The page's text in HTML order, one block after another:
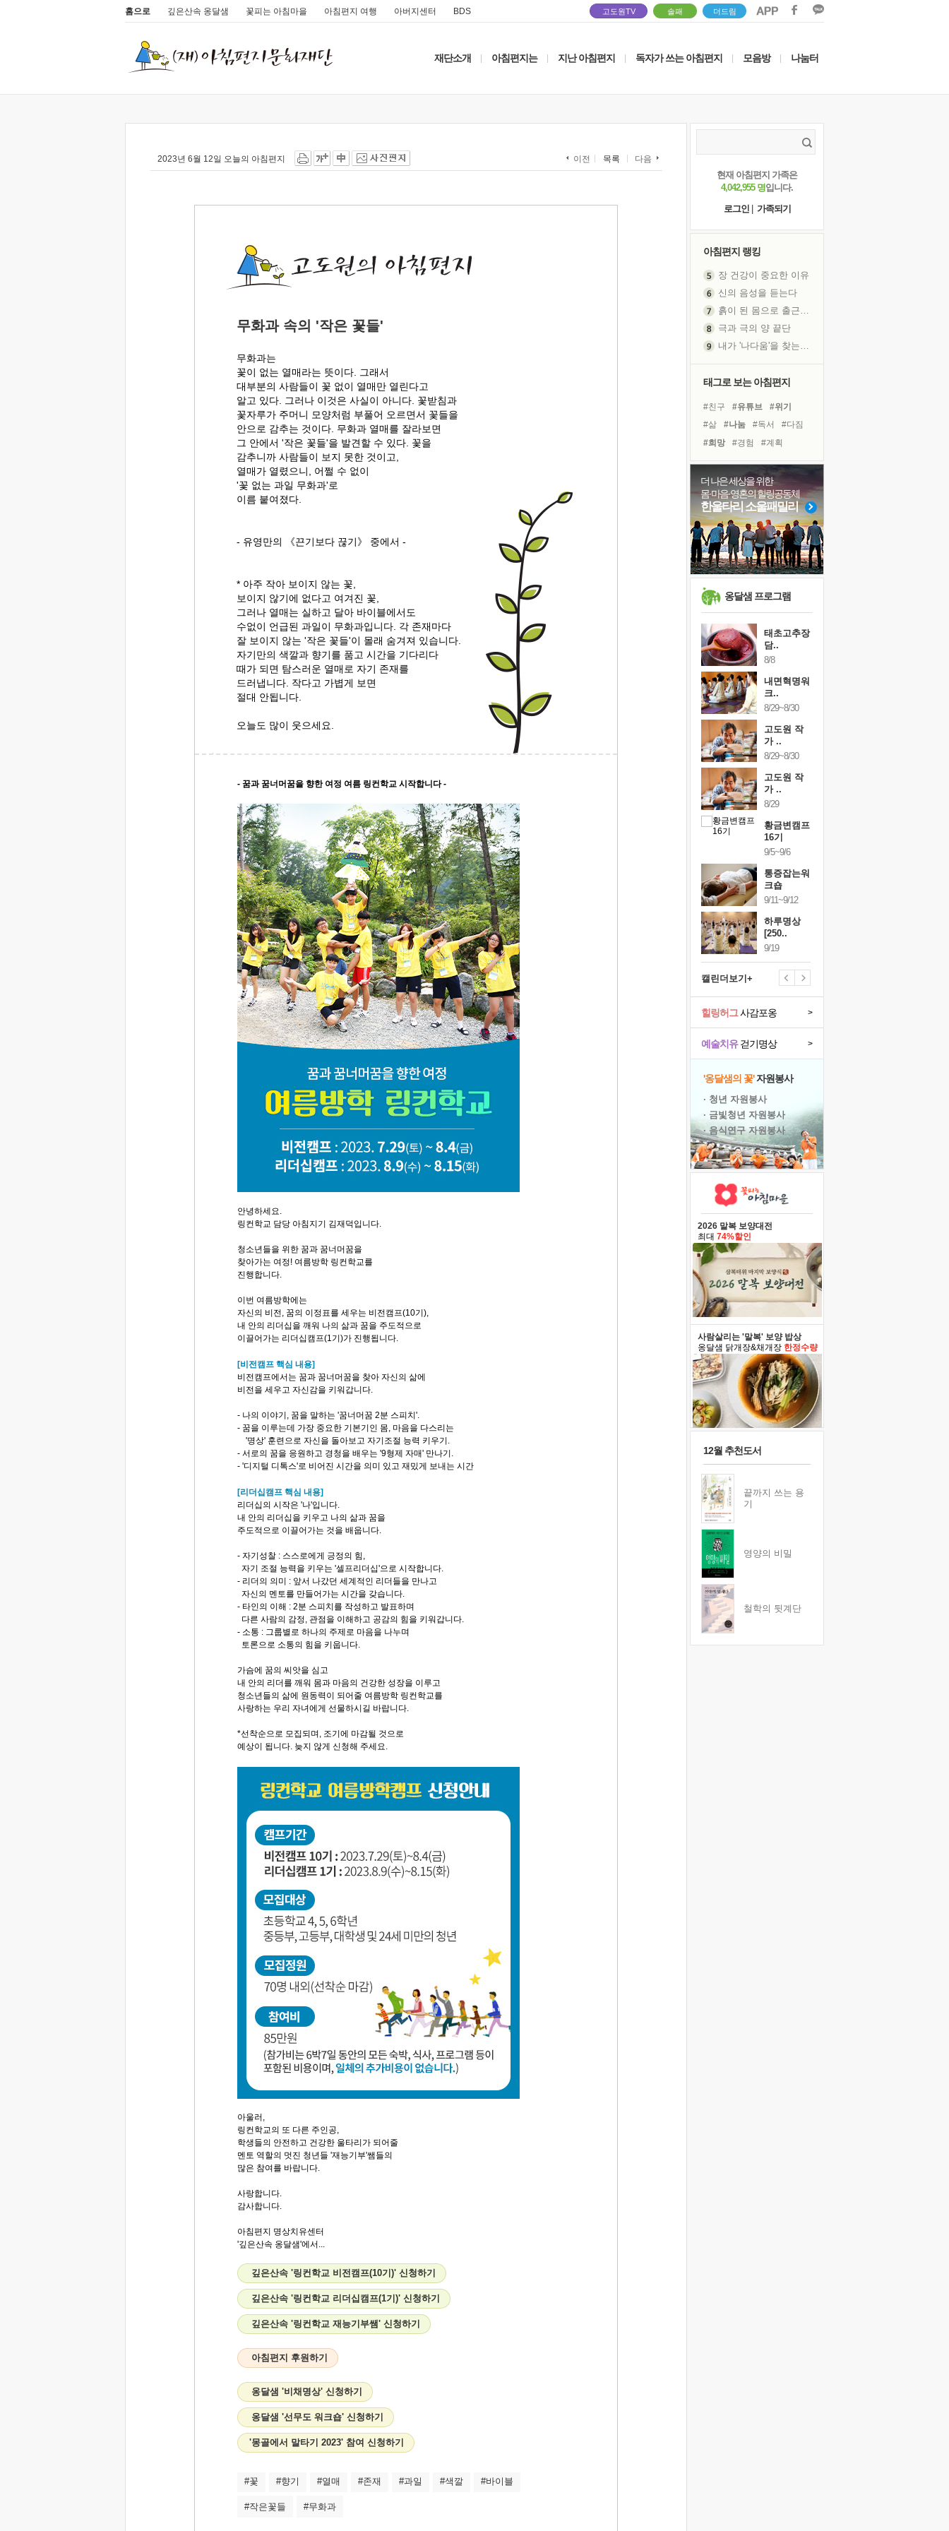
홈으로 깊은산속 옹달샘 꽃피는 아침마을 아침편지 여행 아버지센터 BDS 고도원TV 솔패 더드림
재단소개 아침편지는 지난 아침편지 독자가 쓰는 아침편지 모음방 나눔터
2023년 6월 12일 오늘의 아침편지 이전 목록 다음
무화과 속의 '작은 꽃들'
무화과는
꽃이 없는 열매라는 뜻이다. 그래서
대부분의 사람들이 꽃 없이 열매만 열린다고
알고 있다. 그러나 이것은 사실이 아니다. 꽃받침과
꽃자루가 주머니 모양처럼 부풀어 오르면서 꽃들을
안으로 감추는 것이다. 무화과 열매를 잘라보면
그 안에서 '작은 꽃들'을 발견할 수 있다. 꽃을
감추니까 사람들이 보지 못한 것이고,
열매가 열렸으니, 어쩔 수 없이
'꽃 없는 과일 무화과'로
이름 붙여졌다.
- 유영만의 《끈기보다 끊기》 중에서 -
* 아주 작아 보이지 않는 꽃,
보이지 않기에 없다고 여겨진 꽃,
그러나 열매는 실하고 달아 바이블에서도
수없이 언급된 과일이 무화과입니다. 각 존재마다
잘 보이지 않는 '작은 꽃들'이 몰래 숨겨져 있습니다.
자기만의 색깔과 향기를 품고 시간을 기다리다
때가 되면 탐스러운 열매로 자기 존재를
드러냅니다. 작다고 가볍게 보면
절대 안됩니다.
오늘도 많이 웃으세요.
- 꿈과 꿈너머꿈을 향한 여정 여름 링컨학교 시작합니다 -
안녕하세요.
링컨학교 담당 아침지기 김재덕입니다.
청소년들을 위한 꿈과 꿈너머꿈을
찾아가는 여정! 여름방학 링컨학교를
진행합니다.
이번 여름방학에는
자신의 비전, 꿈의 이정표를 세우는 비전캠프(10기),
내 안의 리더십을 깨워 나의 삶과 꿈을 주도적으로
이끌어가는 리더십캠프(1기)가 진행됩니다.
[비전캠프 핵심 내용]
비전캠프에서는 꿈과 꿈너머꿈을 찾아 자신의 삶에
비전을 세우고 자신감을 키워갑니다.
- 나의 이야기, 꿈을 말하는 '꿈너머꿈 2분 스피치'.
- 꿈을 이루는데 가장 중요한 기본기인 몸, 마음을 다스리는
'명상' 훈련으로 자신을 돌아보고 자기조절 능력 키우기.
- 서로의 꿈을 응원하고 경청을 배우는 '9형제 자매' 만나기.
- '디지털 디톡스'로 비어진 시간을 의미 있고 재밌게 보내는 시간
[리더십캠프 핵심 내용]
리더십의 시작은 '나'입니다.
내 안의 리더십을 키우고 나의 삶과 꿈을
주도적으로 이끌어가는 것을 배웁니다.
- 자기성찰 : 스스로에게 긍정의 힘,
자기 조절 능력을 키우는 '셀프리더십'으로 시작합니다.
- 리더의 의미 : 앞서 나갔던 세계적인 리더들을 만나고
자신의 멘토를 만들어가는 시간을 갖습니다.
- 타인의 이해 : 2분 스피치를 작성하고 발표하며
다른 사람의 감정, 관점을 이해하고 공감의 힘을 키워갑니다.
- 소통 : 그룹별로 하나의 주제로 마음을 나누며
토론으로 소통의 힘을 키웁니다.
가슴에 꿈의 씨앗을 심고
내 안의 리더를 깨워 몸과 마음의 건강한 성장을 이루고
청소년들의 삶에 원동력이 되어줄 여름방학 링컨학교를
사랑하는 우리 자녀에게 선물하시길 바랍니다.
*선착순으로 모집되며, 조기에 마감될 것으로
예상이 됩니다. 늦지 않게 신청해 주세요.
아울러,
링컨학교의 또 다른 주인공,
학생들의 안전하고 건강한 울타리가 되어줄
멘토 역할의 멋진 청년들 '재능기부'쌤들의
많은 참여를 바랍니다.
사랑합니다.
감사합니다.
아침편지 명상치유센터
'깊은산속 옹달샘'에서...
깊은산속 '링컨학교 비전캠프(10기)' 신청하기
깊은산속 '링컨학교 리더십캠프(1기)' 신청하기
깊은산속 '링컨학교 재능기부쌤' 신청하기
아침편지 후원하기
옹달샘 '비채명상' 신청하기
옹달샘 '선무도 워크숍' 신청하기
'몽골에서 말타기 2023' 참여 신청하기
#꽃 #향기 #열매 #존재 #과일 #색깔 #바이블
#작은꽃들 #무화과
현재 아침편지 가족은
4,042,955 명입니다.
로그인
가족되기
아침편지 랭킹
장 건강이 중요한 이유
신의 음성을 듣는다
흙이 된 몸으로 출근하는 여자
극과 극의 양 끝단
내가 '나다움'을 찾는 길
처음 손을 잡았던 날
보고 싶은 어머니
마음이 멈춰 버린 곳
유년 시절의 부산 영도 바다
못된 꼰대들
희망이란
'모른다'는 것
영적 성장의 여정
태그로 보는 아침편지
#친구 #유튜브
#위기
#삶
#나눔 #독서
#다짐
#희망
#경험
#계획
#비전캠프
#힐링
#도움
#명상
#극복
#독서캠프
#선택
#바이러스
#링컨학교
#건강
#아이들
더 나은 세상을 위한
몸·마음·영혼의 힐링공동체
한울타리 소울패밀리
옹달샘 프로그램
태초고추장
담..
8/8
내면혁명워
크..
8/29~8/30
고도원 작
가 ..
8/29~8/30
고도원 작
가 ..
8/29
황금변캠프
16기
9/5~9/6
통증잡는워
크숍
9/11~9/12
하루명상
[250..
9/19
캘린더보기+
예술치유걷기명상 >
힐링허그사감포옹 >
'옹달샘의 꽃'자원봉사
· 청년 자원봉사
· 금빛청년 자원봉사
· 음식연구 자원봉사
2026 말복 보양대전
최대 74%할인
사람살리는 '말복' 보양 밥상
옹달샘 닭개장&채개장 한정수량
12월 추천도서
끝까지 쓰는 용
기
영양의 비밀
철학의 뒷계단